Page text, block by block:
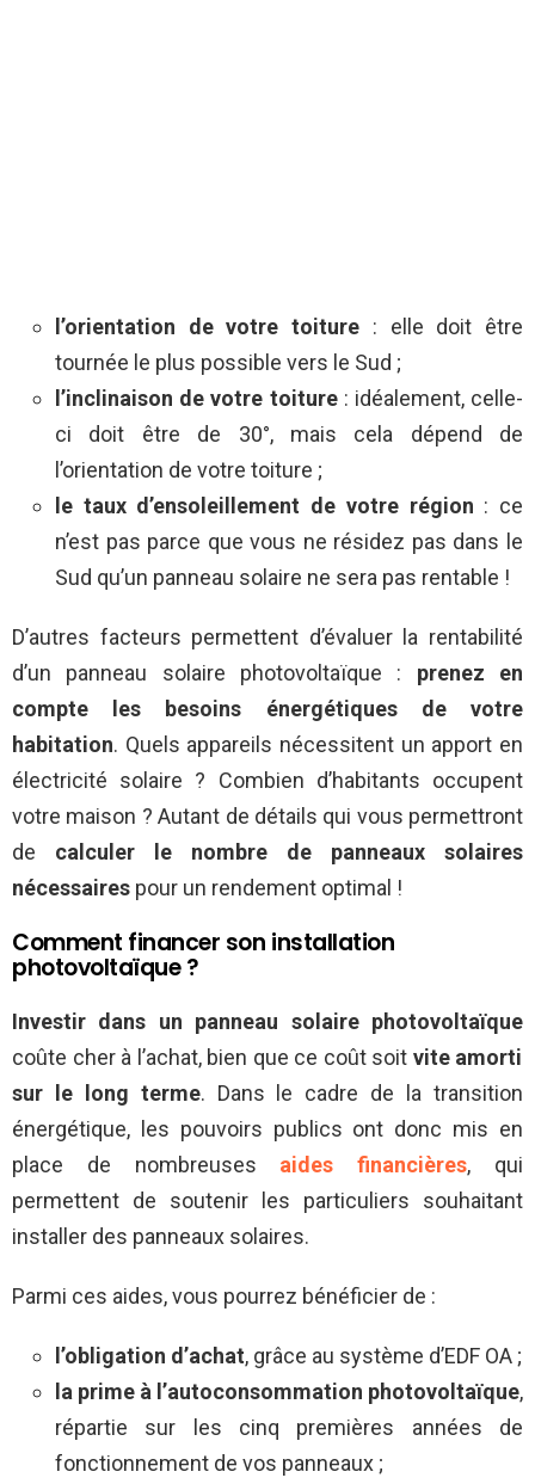
l’orientation de votre toiture : elle doit être
tournée le plus possible vers le Sud ;
l’inclinaison de votre toiture: idéalement, celle-
ci doit être de 30°, mais cela dépend de
l’orientation de votre toiture ;
le taux d’ensoleillement de votre région : ce
n’est pas parce que vous ne résidez pas dans le
Sud qu’un panneau solaire ne sera pas rentable !
D’autres facteurs permettent d’évaluer la rentabilité
d’un panneau solaire photovoltaïque : prenez en
compte les besoins énergétiques de votre
habitation. Quels appareils nécessitent un apport en
électricité solaire ? Combien d’habitants occupent
votre maison ? Autant de détails qui vous permettront
de calculer le nombre de panneaux solaires
nécessaires pour un rendement optimal !
Comment financer son installation
photovoltaïque ?
Investir dans un panneau solaire photovoltaïque
coûte cher à l’achat, bien que ce coût soit vite amorti
sur le long terme. Dans le cadre de la transition
énergétique, les pouvoirs publics ont donc mis en
place de nombreuses aides financières, qui
permettent de soutenir les particuliers souhaitant
installer des panneaux solaires.
Parmi ces aides, vous pourrez bénéficier de :
l’obligation d’achat, grâce au système d’EDF OA ;
la prime à l’autoconsommation photovoltaïque,
répartie sur les cinq premières années de
fonctionnement de vos panneaux ;